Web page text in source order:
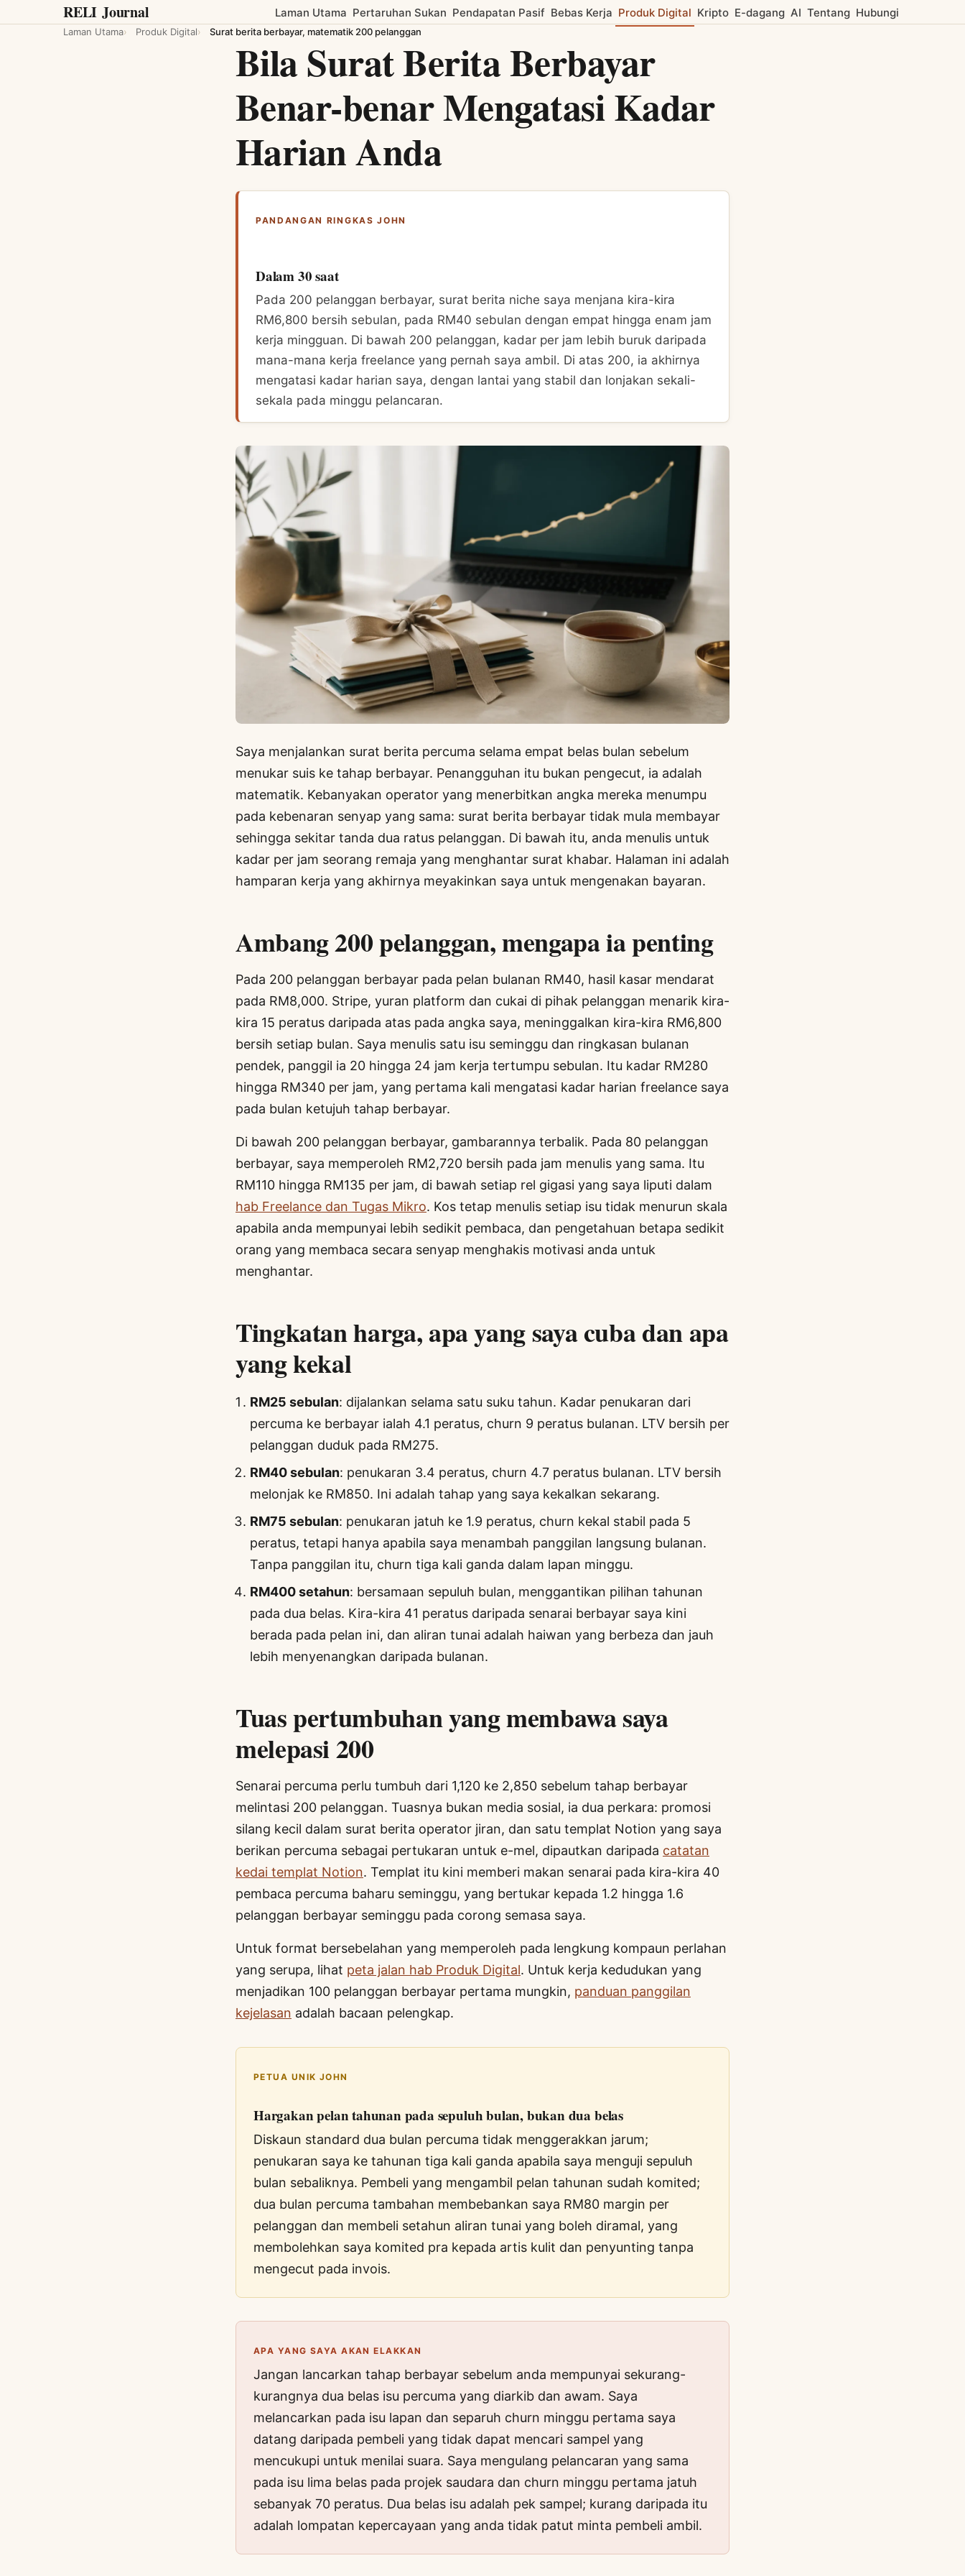
RELI Journal Laman Utama Pertaruhan Sukan Pendapatan Pasif Bebas Kerja Produk Digital Kripto E-dagang AI Tentang Hubungi
Laman Utama Produk Digital Surat berita berbayar, matematik 200 pelanggan
Bila Surat Berita Berbayar
Benar-benar Mengatasi Kadar
Harian Anda
PANDANGAN RINGKAS JOHN
Dalam 30 saat
Pada 200 pelanggan berbayar, surat berita niche saya menjana kira-kira
RM6,800 bersih sebulan, pada RM40 sebulan dengan empat hingga enam jam
kerja mingguan. Di bawah 200 pelanggan, kadar per jam lebih buruk daripada
mana-mana kerja freelance yang pernah saya ambil. Di atas 200, ia akhirnya
mengatasi kadar harian saya, dengan lantai yang stabil dan lonjakan sekali-
sekala pada minggu pelancaran.
Saya menjalankan surat berita percuma selama empat belas bulan sebelum
menukar suis ke tahap berbayar. Penangguhan itu bukan pengecut, ia adalah
matematik. Kebanyakan operator yang menerbitkan angka mereka menumpu
pada kebenaran senyap yang sama: surat berita berbayar tidak mula membayar
sehingga sekitar tanda dua ratus pelanggan. Di bawah itu, anda menulis untuk
kadar per jam seorang remaja yang menghantar surat khabar. Halaman ini adalah
hamparan kerja yang akhirnya meyakinkan saya untuk mengenakan bayaran.
Ambang 200 pelanggan, mengapa ia penting
Pada 200 pelanggan berbayar pada pelan bulanan RM40, hasil kasar mendarat
pada RM8,000. Stripe, yuran platform dan cukai di pihak pelanggan menarik kira-
kira 15 peratus daripada atas pada angka saya, meninggalkan kira-kira RM6,800
bersih setiap bulan. Saya menulis satu isu seminggu dan ringkasan bulanan
pendek, panggil ia 20 hingga 24 jam kerja tertumpu sebulan. Itu kadar RM280
hingga RM340 per jam, yang pertama kali mengatasi kadar harian freelance saya
pada bulan ketujuh tahap berbayar.
Di bawah 200 pelanggan berbayar, gambarannya terbalik. Pada 80 pelanggan
berbayar, saya memperoleh RM2,720 bersih pada jam menulis yang sama. Itu
RM110 hingga RM135 per jam, di bawah setiap rel gigasi yang saya liputi dalam
hab Freelance dan Tugas Mikro. Kos tetap menulis setiap isu tidak menurun skala
apabila anda mempunyai lebih sedikit pembaca, dan pengetahuan betapa sedikit
orang yang membaca secara senyap menghakis motivasi anda untuk
menghantar.
Tingkatan harga, apa yang saya cuba dan apa
yang kekal
RM25 sebulan: dijalankan selama satu suku tahun. Kadar penukaran dari
percuma ke berbayar ialah 4.1 peratus, churn 9 peratus bulanan. LTV bersih per
pelanggan duduk pada RM275.
RM40 sebulan: penukaran 3.4 peratus, churn 4.7 peratus bulanan. LTV bersih
melonjak ke RM850. Ini adalah tahap yang saya kekalkan sekarang.
RM75 sebulan: penukaran jatuh ke 1.9 peratus, churn kekal stabil pada 5
peratus, tetapi hanya apabila saya menambah panggilan langsung bulanan.
Tanpa panggilan itu, churn tiga kali ganda dalam lapan minggu.
RM400 setahun: bersamaan sepuluh bulan, menggantikan pilihan tahunan
pada dua belas. Kira-kira 41 peratus daripada senarai berbayar saya kini
berada pada pelan ini, dan aliran tunai adalah haiwan yang berbeza dan jauh
lebih menyenangkan daripada bulanan.
Tuas pertumbuhan yang membawa saya
melepasi 200
Senarai percuma perlu tumbuh dari 1,120 ke 2,850 sebelum tahap berbayar
melintasi 200 pelanggan. Tuasnya bukan media sosial, ia dua perkara: promosi
silang kecil dalam surat berita operator jiran, dan satu templat Notion yang saya
berikan percuma sebagai pertukaran untuk e-mel, dipautkan daripada catatan
kedai templat Notion. Templat itu kini memberi makan senarai pada kira-kira 40
pembaca percuma baharu seminggu, yang bertukar kepada 1.2 hingga 1.6
pelanggan berbayar seminggu pada corong semasa saya.
Untuk format bersebelahan yang memperoleh pada lengkung kompaun perlahan
yang serupa, lihat peta jalan hab Produk Digital. Untuk kerja kedudukan yang
menjadikan 100 pelanggan berbayar pertama mungkin, panduan panggilan
kejelasan adalah bacaan pelengkap.
PETUA UNIK JOHN
Hargakan pelan tahunan pada sepuluh bulan, bukan dua belas
Diskaun standard dua bulan percuma tidak menggerakkan jarum;
penukaran saya ke tahunan tiga kali ganda apabila saya menguji sepuluh
bulan sebaliknya. Pembeli yang mengambil pelan tahunan sudah komited;
dua bulan percuma tambahan membebankan saya RM80 margin per
pelanggan dan membeli setahun aliran tunai yang boleh diramal, yang
membolehkan saya komited pra kepada artis kulit dan penyunting tanpa
mengecut pada invois.
APA YANG SAYA AKAN ELAKKAN
Jangan lancarkan tahap berbayar sebelum anda mempunyai sekurang-
kurangnya dua belas isu percuma yang diarkib dan awam. Saya
melancarkan pada isu lapan dan separuh churn minggu pertama saya
datang daripada pembeli yang tidak dapat mencari sampel yang
mencukupi untuk menilai suara. Saya mengulang pelancaran yang sama
pada isu lima belas pada projek saudara dan churn minggu pertama jatuh
sebanyak 70 peratus. Dua belas isu adalah pek sampel; kurang daripada itu
adalah lompatan kepercayaan yang anda tidak patut minta pembeli ambil.